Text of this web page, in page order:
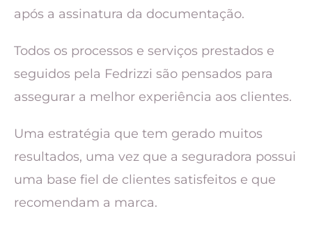
após a assinatura da documentação.
Todos os processos e serviços prestados e
seguidos pela Fedrizzi são pensados para
assegurar a melhor experiência aos clientes.
Uma estratégia que tem gerado muitos
resultados, uma vez que a seguradora possui
uma base fiel de clientes satisfeitos e que
recomendam a marca.